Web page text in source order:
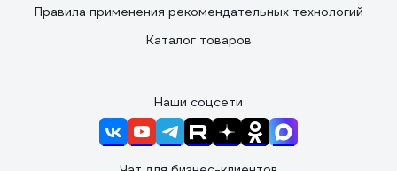
Правила применения рекомендательных технологий
Каталог товаров
Наши соцсети